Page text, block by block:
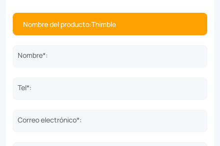
Nombre*:
Tel*:
Correo electrónico*: